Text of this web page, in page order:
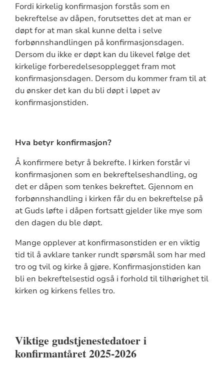
Fordi kirkelig konfirmasjon forstås som en
bekreftelse av dåpen, forutsettes det at man er
døpt for at man skal kunne delta i selve
forbønnshandlingen på konfirmasjonsdagen.
Dersom du ikke er døpt kan du likevel følge det
kirkelige forberedelsesopplegget fram mot
konfirmasjonsdagen. Dersom du kommer fram til at
du ønsker det kan du bli døpt i løpet av
konfirmasjonstiden.
Hva betyr konfirmasjon?
Å konfirmere betyr å bekrefte. I kirken forstår vi
konfirmasjonen som en bekreftelseshandling, og
det er dåpen som tenkes bekreftet. Gjennom en
forbønnshandling i kirken får du en bekreftelse på
at Guds løfte i dåpen fortsatt gjelder like mye som
den dagen du ble døpt.
Mange opplever at konfirmasonstiden er en viktig
tid til å avklare tanker rundt spørsmål som har med
tro og tvil og kirke å gjøre. Konfirmasjonstiden kan
bli en bekreftelsestid også i forhold til tilhørighet til
kirken og kirkens felles tro.
Viktige gudstjenestedatoer i
konfirmantåret 2025-2026